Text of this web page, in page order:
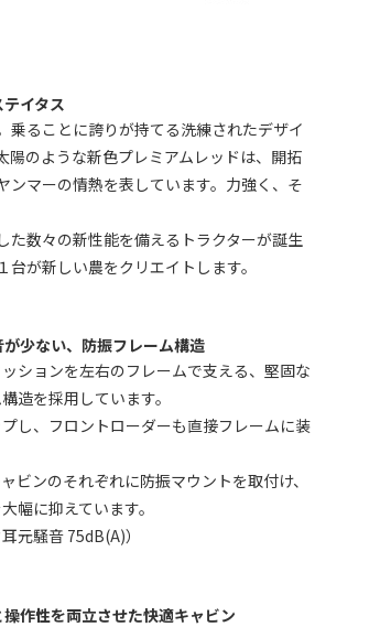
テイタス
乗ることに誇りが持てる洗練されたデザイ
陽のような新色プレミアムレッドは、開拓
ンマーの情熱を表しています。力強く、そ
た数々の新性能を備えるトラクターが誕生
台が新しい農をクリエイトします。
が少ない、防振フレーム構造
ションを左右のフレームで支える、堅固な
造を採用しています。
し、フロントローダーも直接フレームに装
ビンのそれぞれに防振マウントを取付け、
幅に抑えています。
元騒音 75dB(A)）
操作性を両立させた快適キャビン